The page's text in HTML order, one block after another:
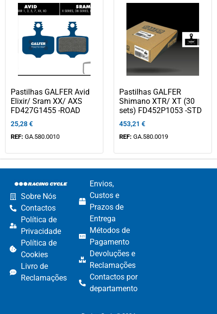
Pastilhas GALFER Avid
Elixir/ Sram XX/ AXS
FD427G1455 -ROAD
25,28€
REF: GA.580.0010
Pastilhas GALFER
Shimano XTR/ XT (30
sets) FD452P1053 -STD
453,21 €
REF: GA.580.0019
Sobre Nós
Contactos
Política de
Privacidade
Política de
Cookies
Livro de
Reclamações
Envios,
Custos e
Prazos de
Entrega
Métodos de
Pagamento​
Devoluções e
Reclamações​
Contactos por
departamento​